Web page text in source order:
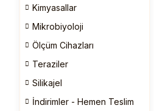
Kimyasallar
Mikrobiyoloji
Ölçüm Cihazları
Teraziler
Silikajel
İndirimler - Hemen Teslim